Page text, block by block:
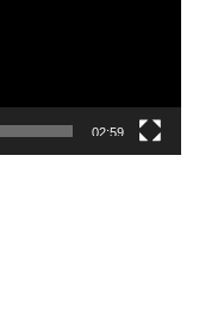
02:59